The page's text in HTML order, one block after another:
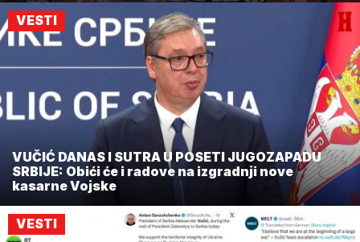
VESTI
VUČIĆ DANAS I SUTRA U POSETI JUGOZAPADU
SRBIJE: Obići će i radove na izgradnji nove
kasarne Vojske
VESTI